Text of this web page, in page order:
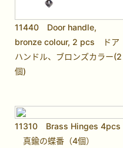
11440 Door handle,
bronze colour, 2 pcs ドア
ハンドル、ブロンズカラー(2
個)
11310 Brass Hinges 4pcs
真鍮の蝶番（4個）